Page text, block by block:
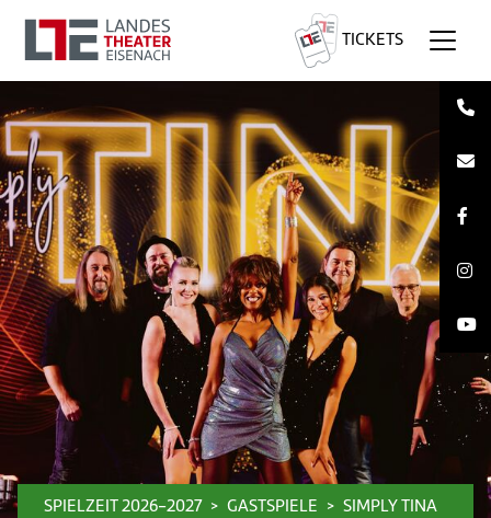
TICKETS
SPIELZEIT 2026-2027 GASTSPIELE SIMPLY TINA